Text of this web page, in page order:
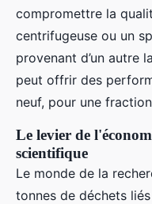
compromettre la
centrifugeuse ou un
provenant d’un autre
peut offrir des
neuf, pour une
Le levier de
scientifique
Le monde de la
tonnes de déchets